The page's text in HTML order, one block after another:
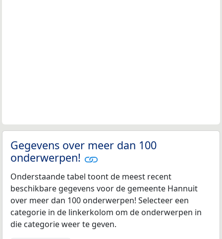
Gegevens over meer dan 100
onderwerpen!
Onderstaande tabel toont de meest recent
beschikbare gegevens voor de gemeente Hannuit
over meer dan 100 onderwerpen! Selecteer een
categorie in de linkerkolom om de onderwerpen in
die categorie weer te geven.